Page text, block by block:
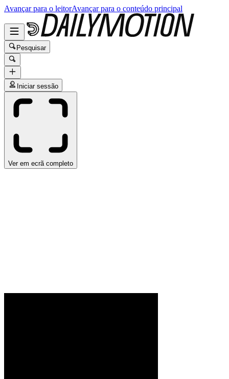
Avançar para o leitorAvançar para o conteúdo principal
Pesquisar
Iniciar sessão
Ver em ecrã completo